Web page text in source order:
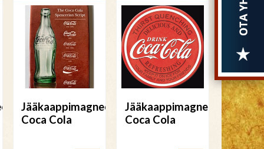
Jääkaappimagneetti
Coca Cola
Jääkaappimagneetti
Coca Cola